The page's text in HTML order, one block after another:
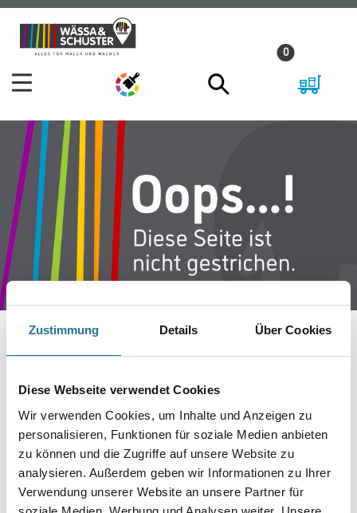
Zustimmung Details Über Cookies
Diese Webseite verwendet Cookies
Wir verwenden Cookies, um Inhalte und Anzeigen zu
personalisieren, Funktionen für soziale Medien anbieten
zu können und die Zugriffe auf unsere Website zu
analysieren. Außerdem geben wir Informationen zu Ihrer
Verwendung unserer Website an unsere Partner für
Zum
Inhalt
Zum
Navigationsmenü
0
IST AUFGETRETEN
Keine Sorge, wir pinseln schon an der Lösung und
werden das Problem so schnell wie möglich beheben.
Erkunden Sie in der Zwischenzeit unseren Online-Shop
und lassen Sie sich inspirieren.